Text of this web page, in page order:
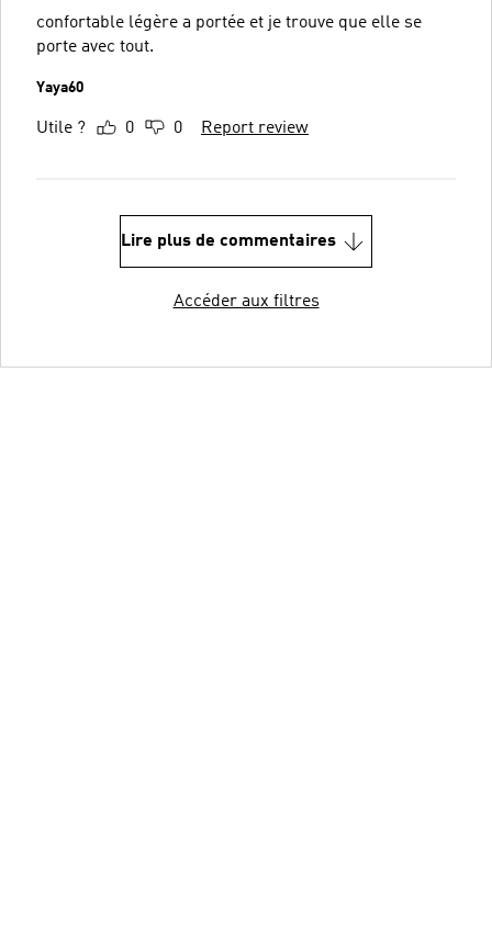
confortable légère a portée et je trouve que elle se
porte avec tout.
Yaya60
Utile ? 0 0 Report review
Lire plus de commentaires
Accéder aux filtres